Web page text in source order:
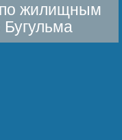
по жилищным
Бугульма